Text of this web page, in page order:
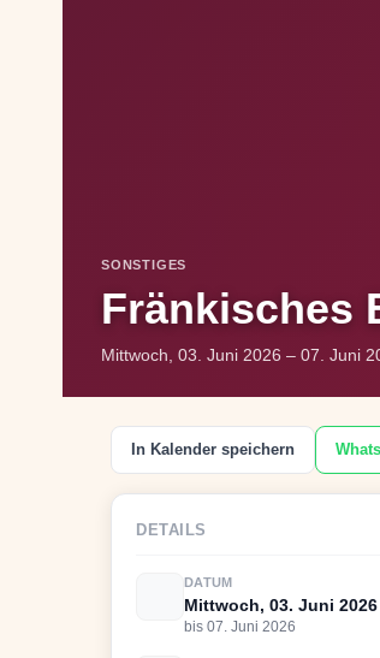
SONSTIGES
Fränkisches
Mittwoch, 03. Juni 2026 – 07. Juni
In Kalender speichern
DETAILS
DATUM
Mittwoch, 03. Juni 2026
bis 07. Juni 2026